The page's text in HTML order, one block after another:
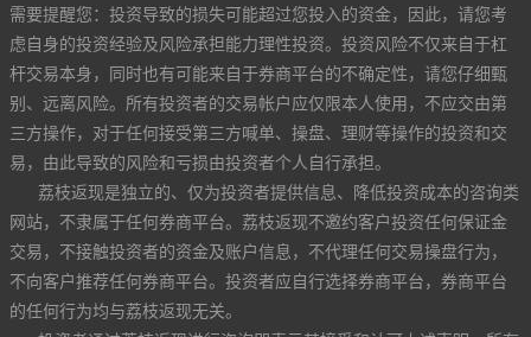
需要提醒您：投资导致的损失可能超过您投入的资金，因此，请您考
虑自身的投资经验及风险承担能力理性投资。投资风险不仅来自于杠
杆交易本身，同时也有可能来自于券商平台的不确定性，请您仔细甄
别、远离风险。所有投资者的交易帐户应仅限本人使用，不应交由第
三方操作，对于任何接受第三方喊单、操盘、理财等操作的投资和交
易，由此导致的风险和亏损由投资者个人自行承担。
荔枝返现是独立的、仅为投资者提供信息、降低投资成本的咨询类
网站，不隶属于任何券商平台。荔枝返现不邀约客户投资任何保证金
交易，不接触投资者的资金及账户信息，不代理任何交易操盘行为，
不向客户推荐任何券商平台。投资者应自行选择券商平台，券商平台
的任何行为均与荔枝返现无关。